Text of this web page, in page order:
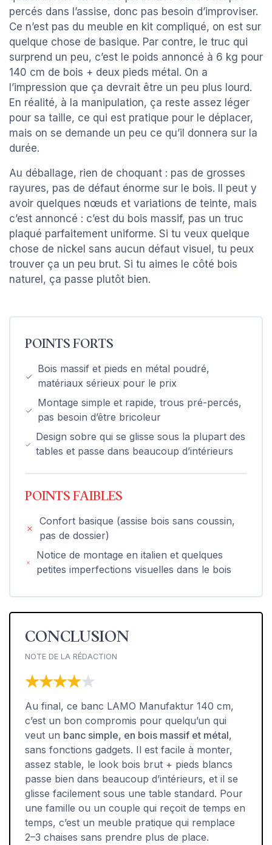
percés dans l’assise, donc pas besoin d’improviser.
Ce n’est pas du meuble en kit compliqué, on est sur
quelque chose de basique. Par contre, le truc qui
surprend un peu, c’est le poids annoncé à 6 kg pour
140 cm de bois + deux pieds métal. On a
l’impression que ça devrait être un peu plus lourd.
En réalité, à la manipulation, ça reste assez léger
pour sa taille, ce qui est pratique pour le déplacer,
mais on se demande un peu ce qu’il donnera sur la
durée.
Au déballage, rien de choquant : pas de grosses
rayures, pas de défaut énorme sur le bois. Il peut y
avoir quelques nœuds et variations de teinte, mais
c’est annoncé : c’est du bois massif, pas un truc
plaqué parfaitement uniforme. Si tu veux quelque
chose de nickel sans aucun défaut visuel, tu peux
trouver ça un peu brut. Si tu aimes le côté bois
naturel, ça passe plutôt bien.
POINTS FORTS
Bois massif et pieds en métal poudré,
matériaux sérieux pour le prix
Montage simple et rapide, trous pré-percés,
pas besoin d’être bricoleur
Design sobre qui se glisse sous la plupart des
tables et passe dans beaucoup d’intérieurs
POINTS FAIBLES
Confort basique (assise bois sans coussin,
pas de dossier)
Notice de montage en italien et quelques
petites imperfections visuelles dans le bois
CONCLUSION
NOTE DE LA RÉDACTION
★★★★★
★★★★★
Au final, ce banc LAMO Manufaktur 140 cm,
c’est un bon compromis pour quelqu’un qui
veut un banc simple, en bois massif et métal,
sans fonctions gadgets. Il est facile à monter,
assez stable, le look bois brut + pieds blancs
passe bien dans beaucoup d’intérieurs, et il se
glisse facilement sous une table standard. Pour
une famille ou un couple qui reçoit de temps en
temps, c’est un meuble pratique qui remplace
2–3 chaises sans prendre plus de place.